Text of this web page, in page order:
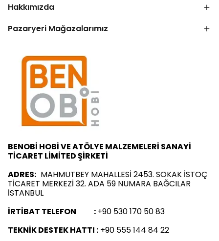
Hakkımızda
Pazaryeri Mağazalarımız
BENOBİ HOBİ VE ATÖLYE MALZEMELERİ SANAYİ
TİCARET LİMİTED ŞİRKETİ
ADRES: MAHMUTBEY MAHALLESİ 2453. SOKAK İSTOÇ
TİCARET MERKEZİ 32. ADA 59 NUMARA BAĞCILAR
İSTANBUL
İRTİBAT TELEFON :+90 530 170 50 83
TEKNİK DESTEK HATTI : +90 555 144 84 22